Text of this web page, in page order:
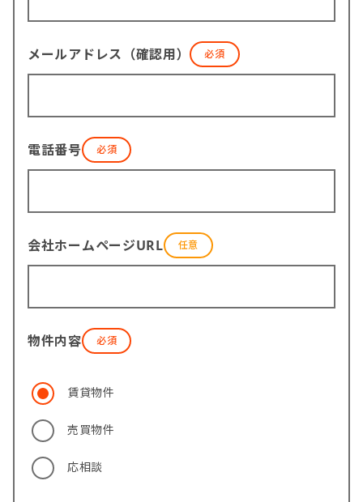
メールアドレス（確認用）
電話番号
会社ホームページURL
物件内容
賃貸物件
売買物件
応相談